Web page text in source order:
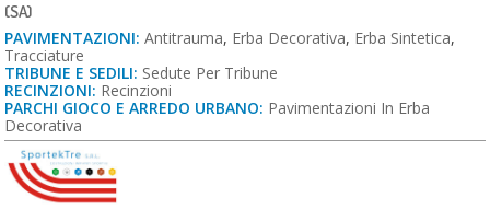
(SA)
PAVIMENTAZIONI: Antitrauma, Erba Decorativa, Erba Sintetica,
Tracciature
TRIBUNE E SEDILI: Sedute Per Tribune
RECINZIONI: Recinzioni
PARCHI GIOCO E ARREDO URBANO: Pavimentazioni In Erba
Decorativa